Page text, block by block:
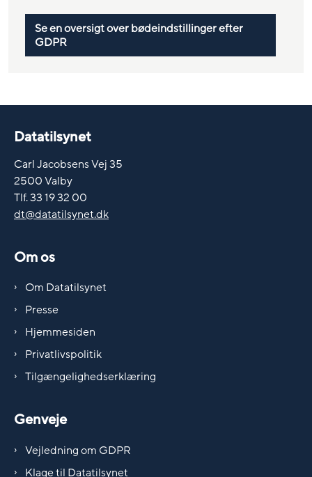
Se en oversigt over bødeindstillinger efter
GDPR
Datatilsynet
Carl Jacobsens Vej 35
2500 Valby
Tlf. 33 19 32 00
dt@datatilsynet.dk
Om os
Om Datatilsynet
Presse
Hjemmesiden
Privatlivspolitik
Tilgængelighedserklæring
Genveje
Vejledning om GDPR
Klage til Datatilsynet